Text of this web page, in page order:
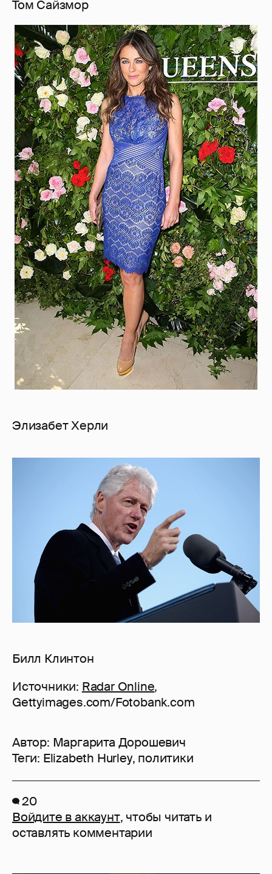
Том Сайзмор
Элизабет Херли
Билл Клинтон
Источники: Radar Online,
Gettyimages.com/Fotobank.com
Автор: Маргарита Дорошевич
Теги: Elizabeth Hurley, политики
20
Войдите в аккаунт, чтобы читать и
оставлять комментарии